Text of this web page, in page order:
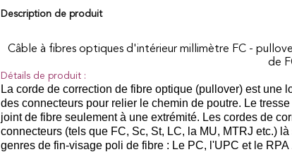
Description de produit
Câble à fibres optiques d'intérieur millimètre FC -
de
Détails de produit :
La corde de correction de fibre optique (pullover) est
des connecteurs pour relier le chemin de poutre. Le
joint de fibre seulement à une extrémité. Les cordes de
connecteurs (tels que FC, Sc, St, LC, la MU, MTRJ etc.) là
genres de fin-visage poli de fibre : Le PC, l'UPC et le